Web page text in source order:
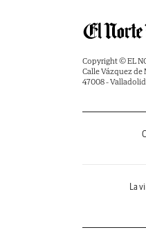
Copyright © EL
Calle Vázquez de
47008 - Valladolid
La